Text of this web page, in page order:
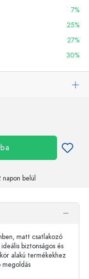
7%
25%
27%
30%
napon belül
matt csatlakozó
biztonságos és
alakú termékekhez